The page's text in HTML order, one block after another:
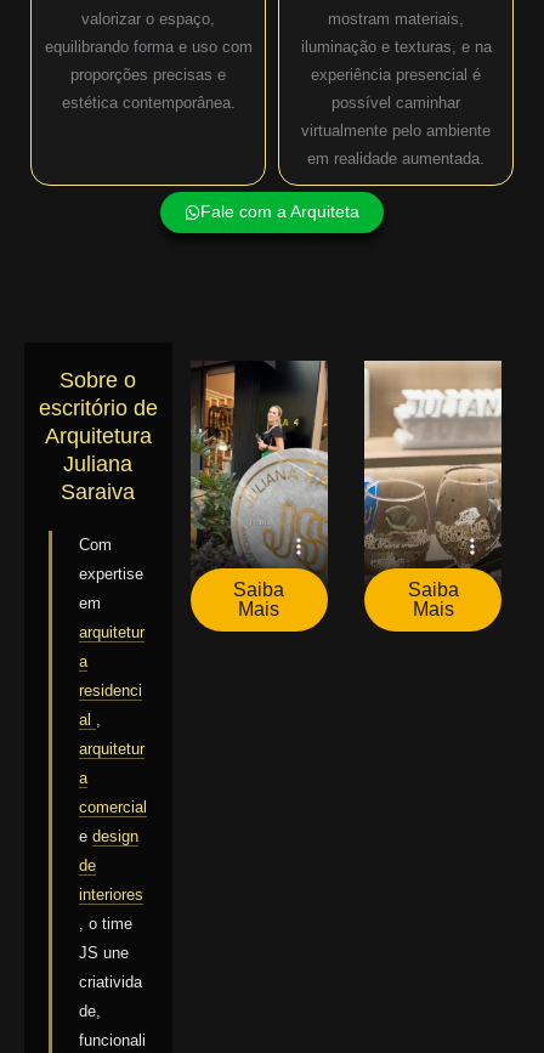
valorizar o espaço,
equilibrando forma e uso com
proporções precisas e
estética contemporânea.
mostram materiais,
iluminação e texturas, e na
experiência presencial é
possível caminhar
virtualmente pelo ambiente
em realidade aumentada.
Fale com a Arquiteta
Sobre o
escritório de
Arquitetura
Juliana
Saraiva
Com
expertise
em
arquitetur
a
residenci
al
arquitetur
a
comercial
e design
de
interiores
, o time
JS une
criativida
de,
funcionali
Saiba
Mais
Saiba
Mais